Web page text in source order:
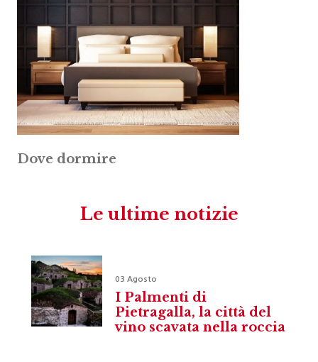
Dove dormire
Le ultime notizie
03 Agosto
I Palmenti di
Pietragalla, la città del
vino scavata nella roccia